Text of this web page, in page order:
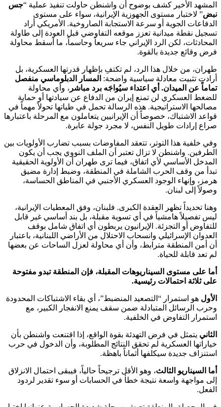
المشهد الأخير كشف بوضوح أن واشنطن حاولت تنفيذ عملية “جس
نبض” لاختبار مستوى الجهوزية الإيرانية، سواء على مستوى
الدفاعات الجوية أو سرعة الاستجابة الصاروخية. الأمريكي أراد
تسجيل نقطة ميدانية تعزز موقعه التفاوضي قبل العودة إلى طاولة
المحادثات، لكن الرد الإيراني جاء سريعاً وحاسماً، ما أسقط محاولة
فرض وقائع جديدة بالقوة.
طهران، من خلال هذا الرد، لم تكتفِ بإظهار قدرتها العسكرية، بل
أرادت تثبيت معادلة سياسية واضحة: المسار الدبلوماسي منفصل
تماماً عن الميدان. أي اعتداء سيُواجَه برد مباشر ، وأي محاولة
للضغط العسكري لن تمنع إيران من الدفاع عن سيادتها أو حماية
مصالحها الاستراتيجية. هذه الرسالة تحمل في طياتها تحولاً مهماً في
قواعد الاشتباك، خصوصاً أن الإيرانيين يتعاملون مع المرحلة باعتبارها
صراع إرادات طويل النفس، لا مجرد جولة عابرة.
وفي خلفية هذا التوتر، تتعقد المفاوضات بسبب تضارب الأولويات بين
الطرفين. واشنطن لا تزال تعتبر أن الملف النووي يجب أن يكون
المدخل الأساسي لأي اتفاق، فيما ترى طهران أن الأولوية الحقيقية
تبدأ من وقف الحرب الشاملة في المنطقة، وضبط إدارة مضيق
هرمز، وإنهاء الوجود العسكري الأجنبي في المناطق الحساسة،
وصولاً إلى لبنان.
وهنا تحديداً تظهر العقدة الكبرى. فلبنان، وفق المعطيات الإيرانية،
ليس تفصيلاً هامشياً في أي تسوية مقبلة، بل بند أساسي غير قابل
للتفاوض أو التجزئة. الإيرانيون يربطون أي اتفاق شامل بوقف
العدوان الإسرائيلي وانسحاب الاحتلال من الأراضي اللبنانية، باعتبار
أن أمن المنطقة مترابط، وأن أي محاولة لعزل الساحات عن بعضها
لم تعد قابلة للحياة.
أما على مستوى السيناريوهات المقبلة، فإن المنطقة تبدو مفتوحة
على ثلاثة احتمالات رئيسية.
الأول هو استمرار “التصعيد المنضبط”، أي بقاء الاشتباكات المحدودة
وحرب الرسائل المتبادلة ضمن سقف يمنع الانفجار الكبير، مع
استمرار التفاوض في الخلفية.
الثاني يتمثل في فرض التهدئة بقوة الواقع، إذا اقتنعت واشنطن بأن
خياراتها العسكرية لم تحقق النتائج المطلوبة، وأن الدخول في حرب
استنزاف جديدة سيكلفها أثماناً باهظة.
أما السيناريو الثالث، وهو الأقل ترجيحاً حالياً، فيبقى احتمال الانزلاق
إلى مواجهة واسعة نتيجة خطأ في الحسابات أو سوء تقدير لردود
الفعل.